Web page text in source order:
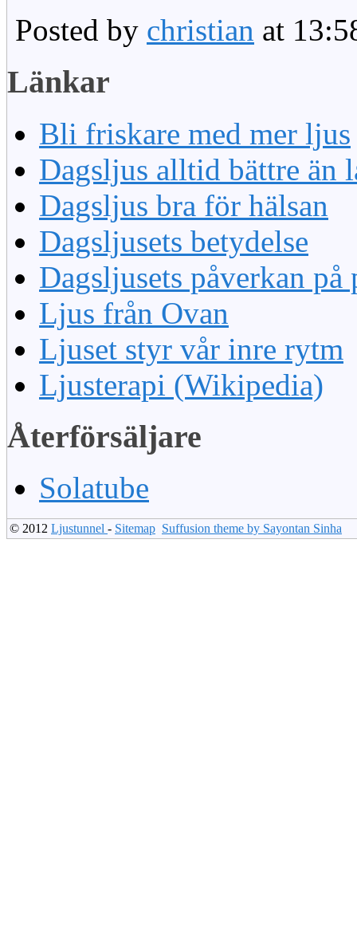
Posted by christian at
Länkar
Bli friskare med mer ljus
Dagsljus alltid bättre än
Dagsljus bra för hälsan
Dagsljusets betydelse
Dagsljusets påverkan på
Ljus från Ovan
Ljuset styr vår inre rytm
Ljusterapi (Wikipedia)
Återförsäljare
Solatube
© 2012 Ljustunnel - Sitemap Suffusion theme by Sayontan Sinha